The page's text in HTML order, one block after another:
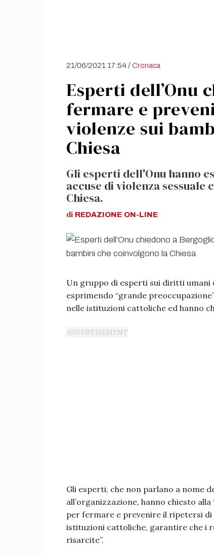
21/06/2021 17:54/Cronaca
Esperti dell’Onu
fermare e
violenze sui
Chiesa
Gli esperti dell'Onu hanno
accuse di violenza
Chiesa.
di REDAZIONE ON-LINE
Un gruppo di esperti sui diritti umani
esprimendo “grande
nelle istituzioni cattoliche ed hanno
Gli esperti, che non parlano a nome
all’organizzazione, hanno chiesto
per fermare e prevenire il ripetersi di
istituzioni cattoliche, garantire che i
risarcite”.